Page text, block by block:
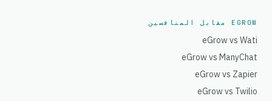
EGROW مقابل المنافسين
eGrow vs Wati
eGrow vs ManyChat
eGrow vs Zapier
eGrow vs Twilio